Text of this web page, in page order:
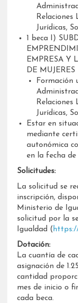
Relaciones
Jurídicas,
1 beca I)
EMPRESA Y
DE MUJERES
Formación
Relaciones
Jurídicas,
Estar en
mediante
autonómica
en la fecha
Solicitudes:
La solicitud se
inscripción,
Ministerio de
solicitud por la
Igualdad (
Dotación:
La cuantía de
asignación de
cantidad
mes de inicio o
cada beca.